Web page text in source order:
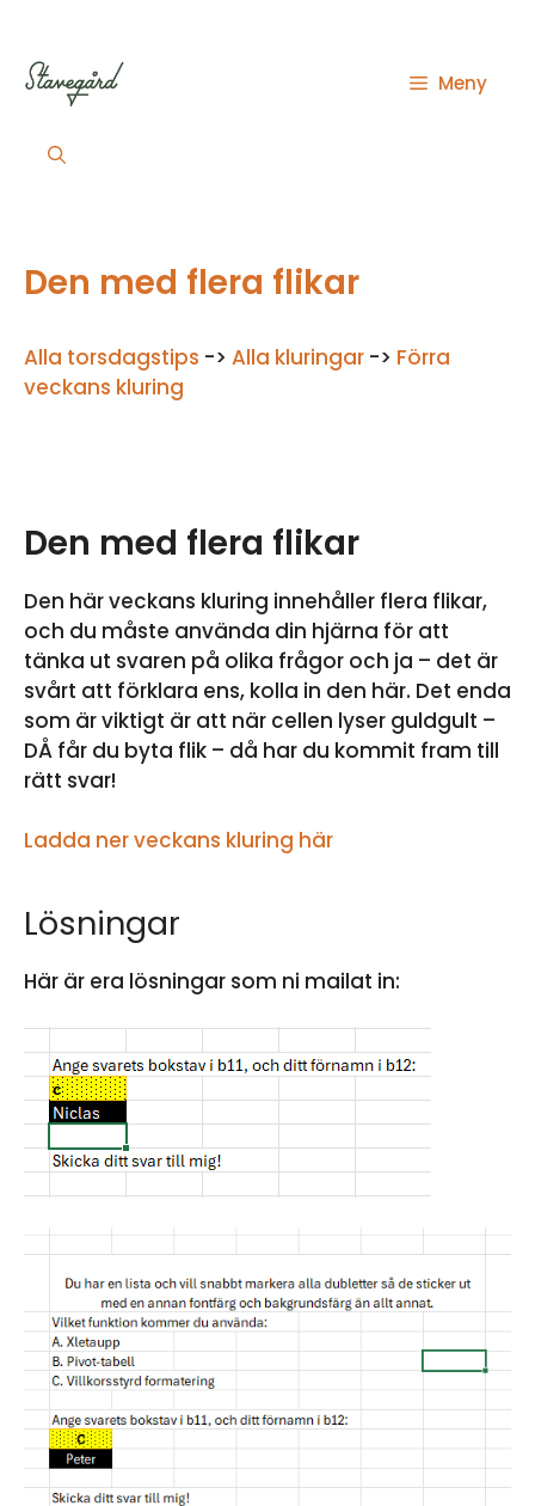
innehåll
Meny
Den med flera flikar
Alla torsdagstips -> Alla kluringar -> Förra
veckans kluring
Den med flera flikar
Den här veckans kluring innehåller flera flikar,
och du måste använda din hjärna för att
tänka ut svaren på olika frågor och ja – det är
svårt att förklara ens, kolla in den här. Det enda
som är viktigt är att när cellen lyser guldgult –
DÅ får du byta flik – då har du kommit fram till
rätt svar!
Ladda ner veckans kluring här
Lösningar
Här är era lösningar som ni mailat in: